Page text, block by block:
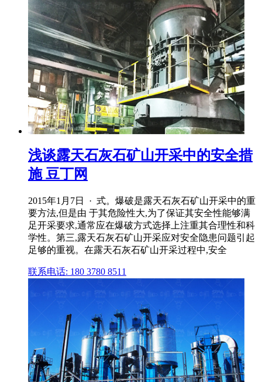
浅谈露天石灰石矿山开采中的安全措
施 豆丁网
2015年1月7日 · 式。爆破是露天石灰石矿山开采中的重
要方法,但是由 于其危险性大,为了保证其安全性能够满
足开采要求,通常应在爆破方式选择上注重其合理性和科
学性。第三,露天石灰石矿山开采应对安全隐患问题引起
足够的重视。在露天石灰石矿山开采过程中,安全
联系电话: 180 3780 8511